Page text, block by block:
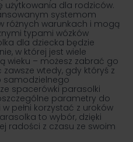
użytkowania dla rodziców.
systemom
różnych warunkach i mogą
typami wózków
dla dziecka będzie
w której jest wiele
wieku – możesz zabrać go
wtedy, gdy któryś z
samodzielnego
spacerówki parasolki
parametry do
pełni korzystać z uroków
to wybór, dzięki
radości z czasu ze swoim